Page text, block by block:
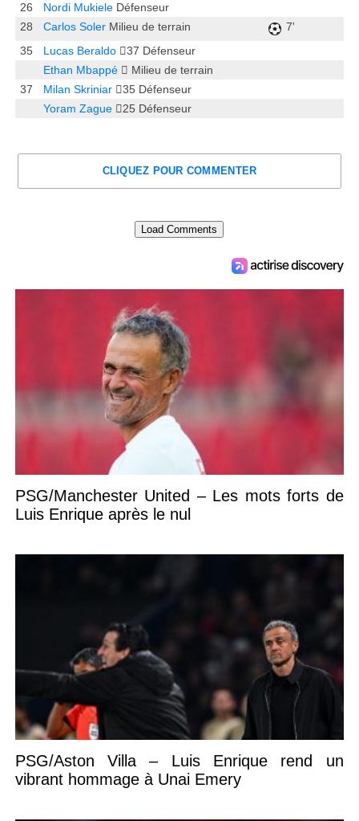
26
Nordi Mukiele Défenseur
28
Carlos Soler Milieu de terrain
7'
35
Lucas Beraldo 37 Défenseur
Ethan Mbappé
Milieu de terrain
37
Milan Skriniar 35 Défenseur
Yoram Zague
25 Défenseur
CLIQUEZ POUR COMMENTER
Load Comments
PSG/Manchester United – Les mots forts de
Luis Enrique après le nul
PSG/Aston Villa – Luis Enrique rend un
vibrant hommage à Unai Emery